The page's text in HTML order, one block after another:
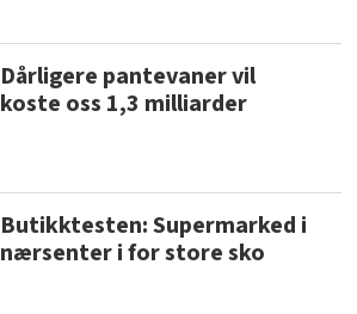
Dårligere pantevaner vil
koste oss 1,3 milliarder
Butikktesten: Supermarked i
nærsenter i for store sko